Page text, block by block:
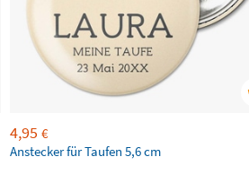
4,95 €
Anstecker für Taufen 5,6 cm